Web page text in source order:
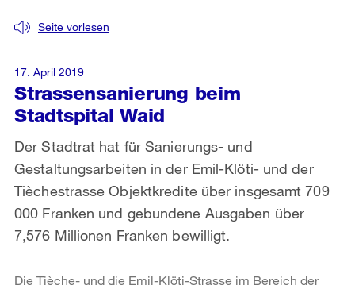
Strassensanierung beim
Stadtspital Waid
Seite vorlesen
Der Stadtrat hat für Sanierungs- und
Gestaltungsarbeiten in der Emil-Klöti- und der
Tièchestrasse Objektkredite über insgesamt 709
000 Franken und gebundene Ausgaben über
7,576 Millionen Franken bewilligt.
17. April 2019
Die Tièche- und die Emil-Klöti-Strasse im Bereich der